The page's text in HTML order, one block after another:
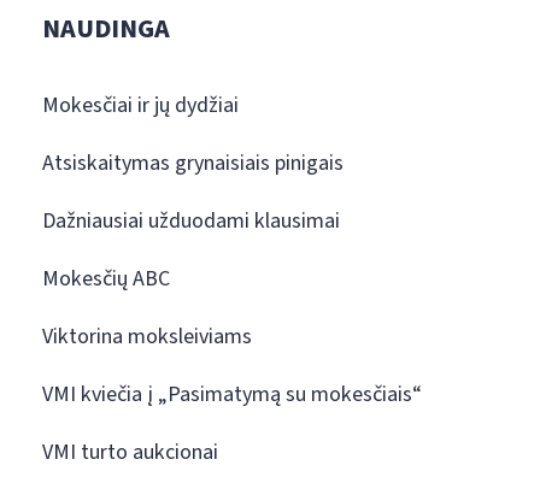
NAUDINGA
Mokesčiai ir jų dydžiai
Atsiskaitymas grynaisiais pinigais
Dažniausiai užduodami klausimai
Mokesčių ABC
Viktorina moksleiviams
VMI kviečia į „Pasimatymą su mokesčiais“
VMI turto aukcionai